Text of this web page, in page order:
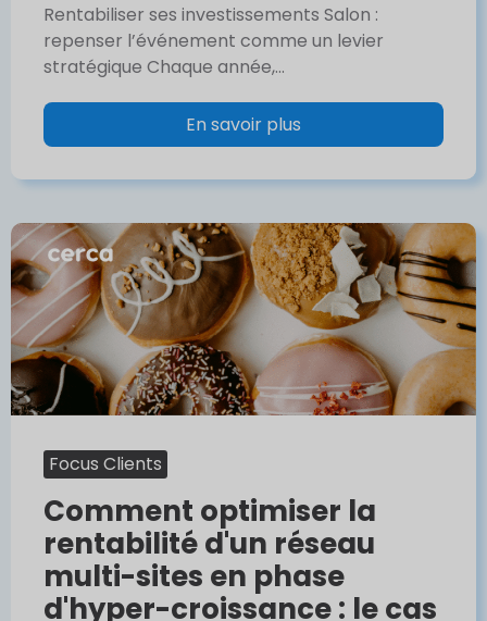
Rentabiliser ses investissements Salon :
repenser l’événement comme un levier
stratégique Chaque année,...
En savoir plus
Focus Clients
Comment optimiser la
rentabilité d'un réseau
multi-sites en phase
d'hyper-croissance : le cas